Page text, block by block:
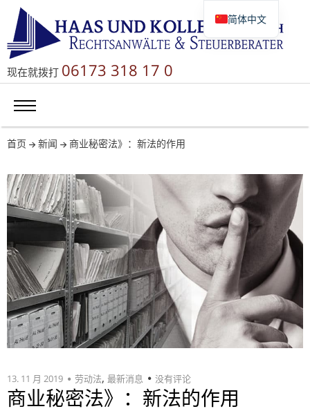
现在就拨打 06173 318 17 0
首页 新闻 商业秘密法》：新法的作用
13. 11 月 2019 劳动法, 最新消息 没有评论
商业秘密法》：新法的作用
简体中文
Deutsch
Русский